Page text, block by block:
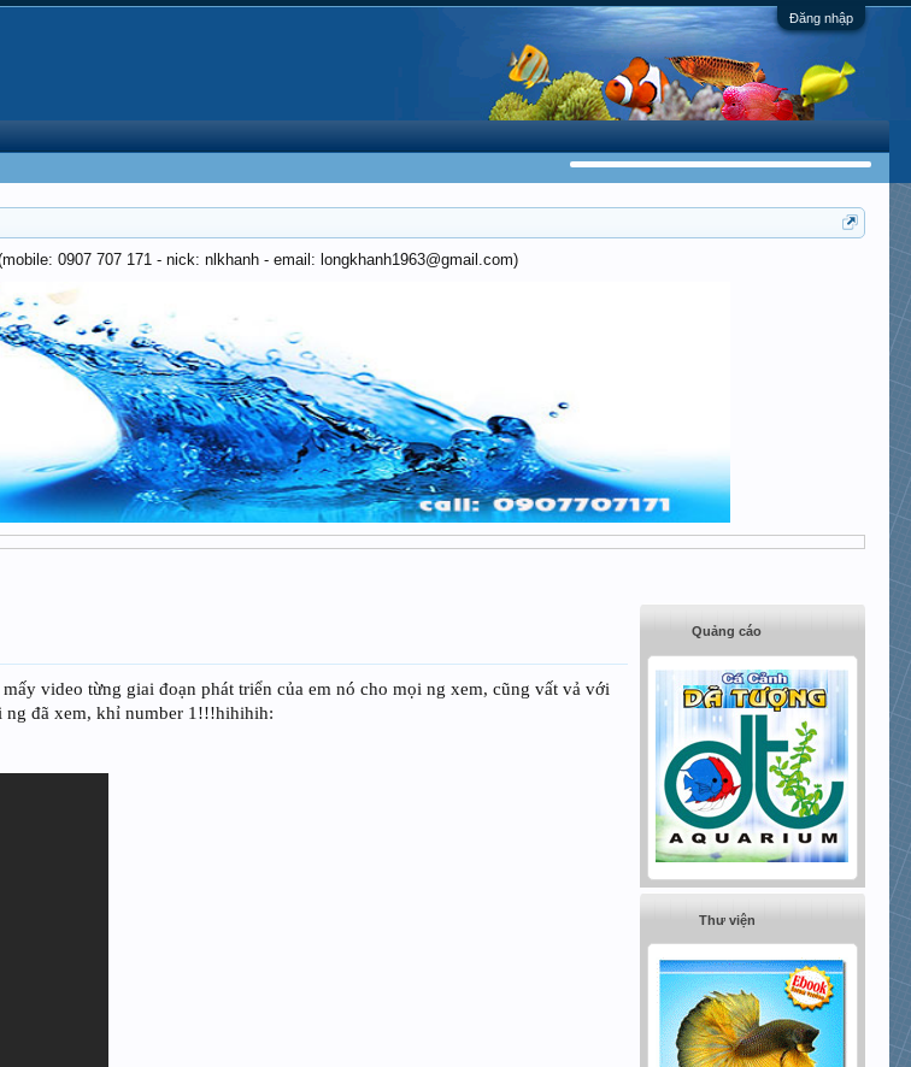
Đăng nhập
0907 707 171 - nick: nlkhanh - email: longkhanh1963@gmail.com)
video từng giai đoạn phát triển của em nó cho mọi ng xem, cũng vất vả với
ng đã xem, khỉ number 1!!!hihihih:
Quảng cáo
Thư viện